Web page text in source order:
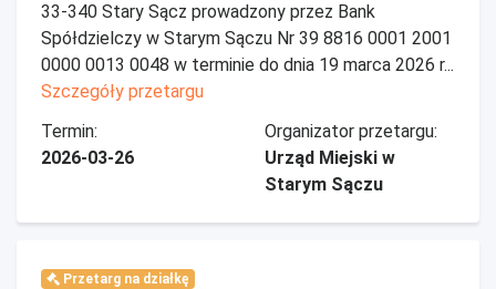
33-340 Stary Sącz prowadzony przez Bank
Spółdzielczy w Starym Sączu Nr 39 8816 0001 2001
0000 0013 0048 w terminie do dnia 19 marca 2026 r...
Szczegóły przetargu
Termin:
2026-03-26
Organizator przetargu:
Urząd Miejski w
Starym Sączu
Przetarg na działkę